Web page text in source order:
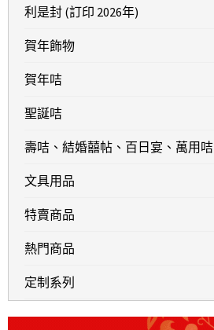
利是封 (訂印 2026年)
賀年飾物
賀年咭
聖誕咭
壽咭、結婚囍帖、百日宴、萬用咭
文具用品
特賣商品
熱門商品
定制系列